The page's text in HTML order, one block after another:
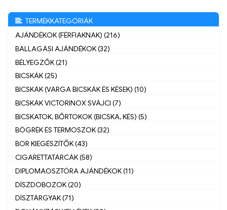
TERMÉKKATEGÓRIÁK
AJÁNDÉKOK (FÉRFIAKNAK) (216)
BALLAGÁSI AJÁNDÉKOK (32)
BÉLYEGZŐK (21)
BICSKÁK (25)
BICSKÁK (VARGA BICSKÁK ÉS KÉSEK) (10)
BICSKÁK VICTORINOX SVÁJCI (7)
BICSKATOK, BŐRTOKOK (BICSKA, KÉS) (5)
BÖGRÉK ÉS TERMOSZOK (32)
BOR KIEGÉSZÍTŐK (43)
CIGARETTATÁRCÁK (58)
DIPLOMAOSZTÓRA AJÁNDÉKOK (11)
DÍSZDOBOZOK (20)
DÍSZTÁRGYAK (71)